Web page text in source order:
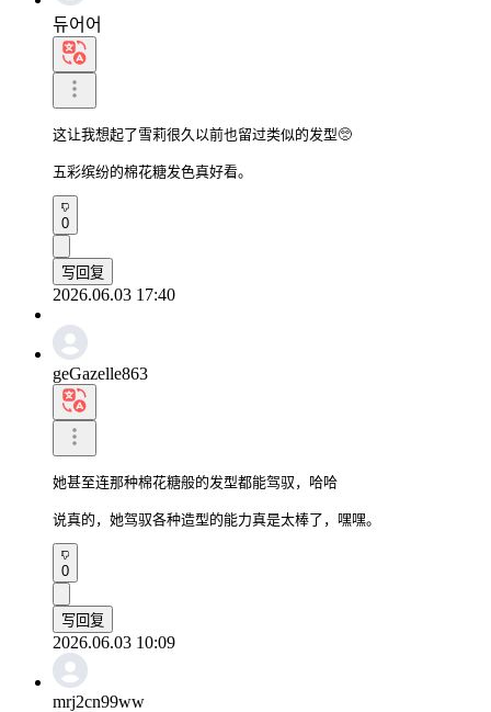
듀어어
这让我想起了雪莉很久以前也留过类似的发型🥺
五彩缤纷的棉花糖发色真好看。
0
写回复
2026.06.03 17:40
geGazelle863
她甚至连那种棉花糖般的发型都能驾驭，哈哈
说真的，她驾驭各种造型的能力真是太棒了，嘿嘿。
0
写回复
2026.06.03 10:09
mrj2cn99ww